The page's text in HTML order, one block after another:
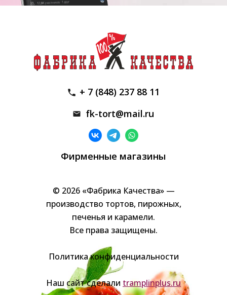
+ 7 (848) 237 88 11
Фирменные магазины
fk-tort@mail.ru
© 2026 «Фабрика Качества» —
производство тортов, пирожных,
печенья и карамели.
Все права защищены.
Политика конфиденциальности
Наш сайт сделали tramplinplus.ru